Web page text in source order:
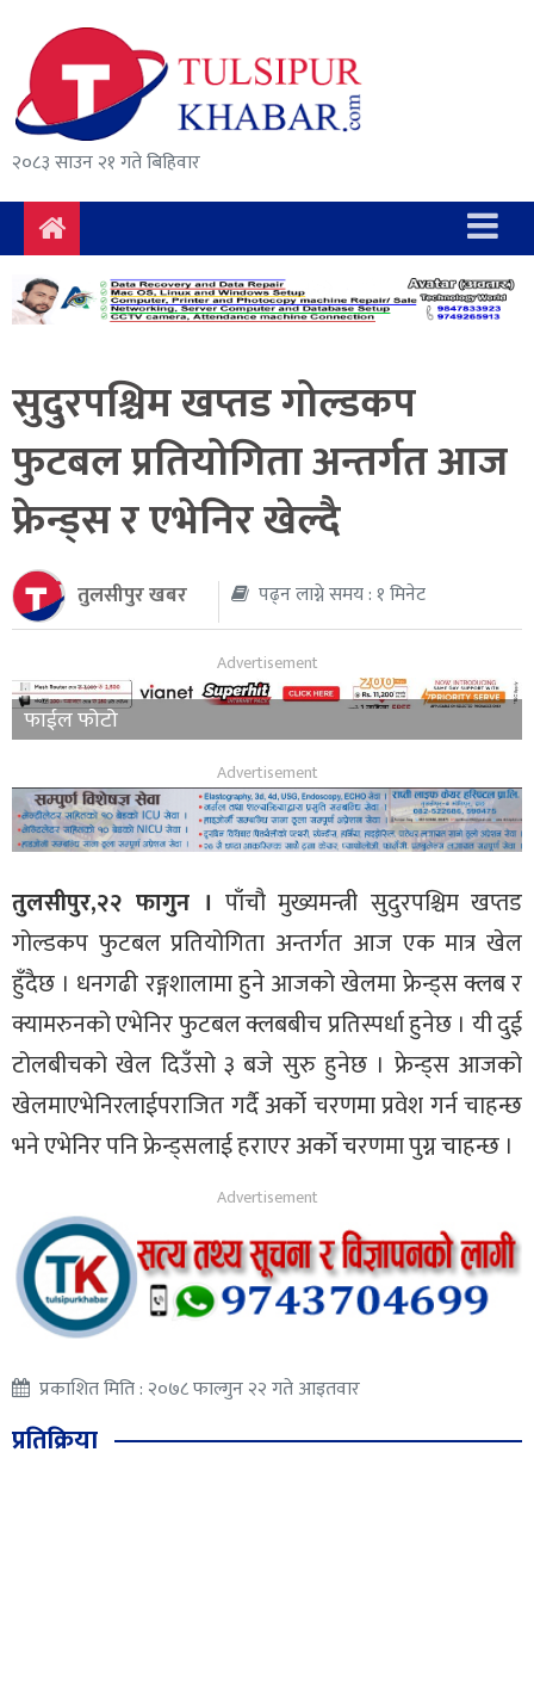
२०८३ साउन २१ गते बिहिवार
समाचार
राजनीति
सुरक्षा/
अपराध
दुर्घटना
विचार
अर्थ
संवाद
मनोरञ्जन
थप
सुदुरपश्चिम खप्तड गोल्डकप
फुटबल प्रतियोगिता अन्तर्गत आज
फ्रेन्ड्स र एभेनिर खेल्दै
तुलसीपुर खबर पढ्न लाग्ने समय : १ मिनेट
फाईल फोटो
तुलसीपुर,२२ फागुन । पाँचौ मुख्यमन्त्री सुदुरपश्चिम खप्तड
गोल्डकप फुटबल प्रतियोगिता अन्तर्गत आज एक मात्र खेल
हुँदैछ । धनगढी रङ्गशालामा हुने आजको खेलमा फ्रेन्ड्स क्लब र
क्यामरुनको एभेनिर फुटबल क्लबबीच प्रतिस्पर्धा हुनेछ । यी दुई
टोलबीचको खेल दिउँसो ३ बजे सुरु हुनेछ । फ्रेन्ड्स आजको
खेलमाएभेनिरलाईपराजित गर्दै अर्को चरणमा प्रवेश गर्न चाहन्छ
भने एभेनिर पनि फ्रेन्ड्सलाई हराएर अर्को चरणमा पुग्न चाहन्छ ।
प्रकाशित मिति : २०७८ फाल्गुन २२ गते आइतवार
प्रतिक्रिया